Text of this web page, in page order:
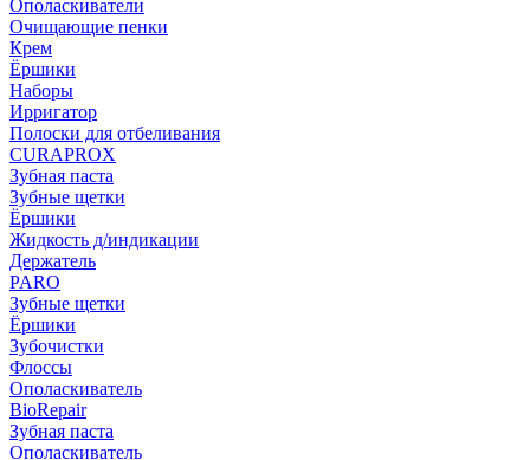
Ополаскиватели
Очищающие пенки
Крем
Ёршики
Наборы
Ирригатор
Полоски для отбеливания
CURAPROX
Зубная паста
Зубные щетки
Ёршики
Жидкость д/индикации
Держатель
PARO
Зубные щетки
Ёршики
Зубочистки
Флоссы
Ополаскиватель
BioRepair
Зубная паста
Ополаскиватель